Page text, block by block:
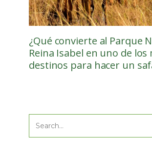
¿Qué convierte al Parque
Reina Isabel en uno de los
destinos para hacer un
Search